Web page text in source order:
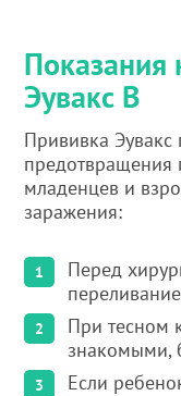
Эувакс В
Прививка Эувакс
предотвращения
младенцев и
заражения:
Перед
При тесном
знакомыми,
Если